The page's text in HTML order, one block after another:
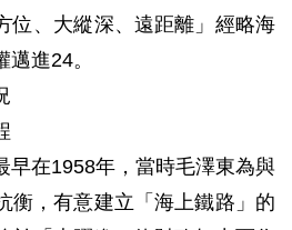
位、大縱深、遠距離」經略海
進24。
早在1958年，當時毛澤東為與
衡，有意建立「海上鐵路」的